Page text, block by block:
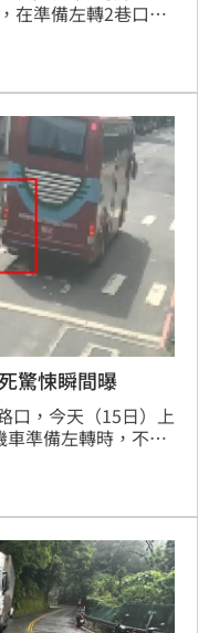
在準備左轉2巷口
生命徵象，消防救
原因及確切肇責還待
驚悚瞬間曝
口，今天（15日）上
準備左轉時，不明
幸好僅手腳多處擦